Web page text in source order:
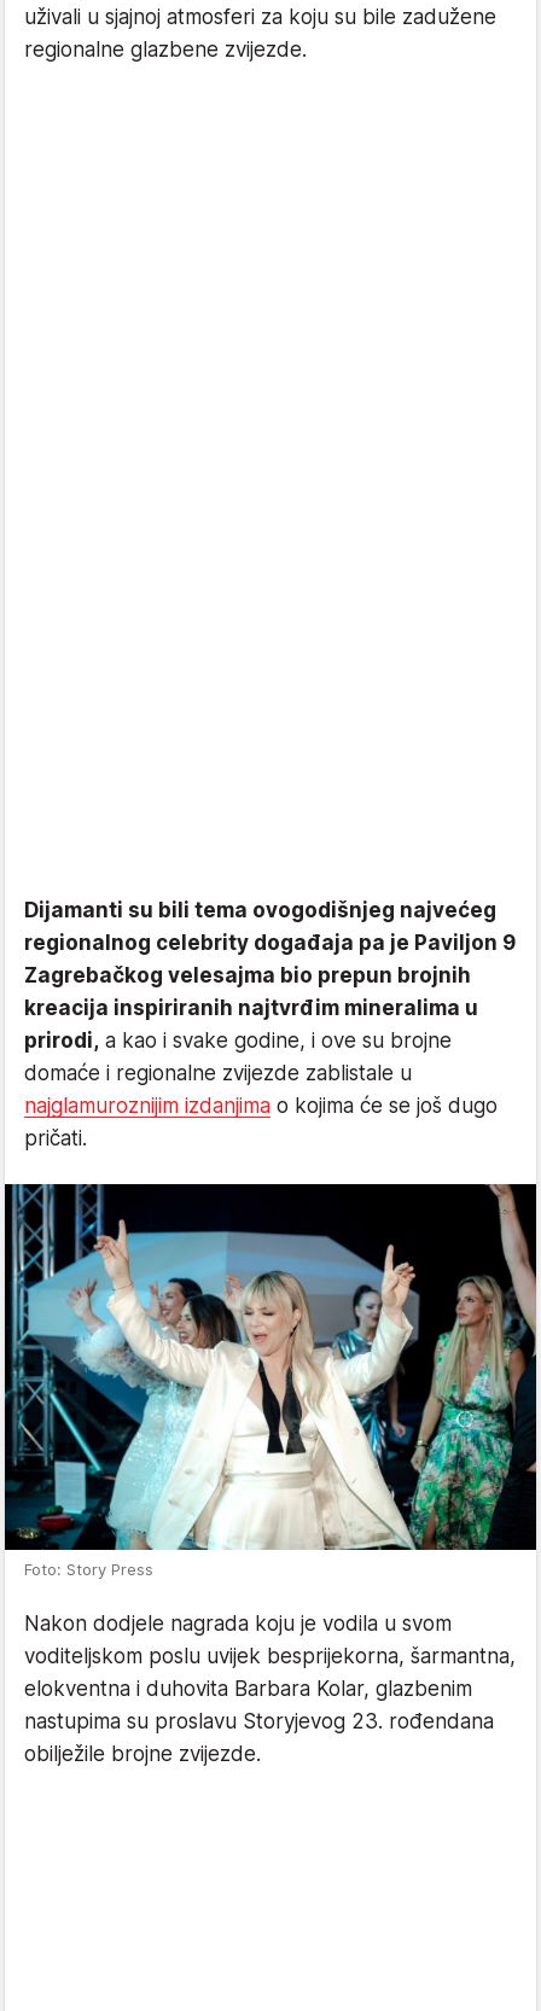
uživali u sjajnoj atmosferi za koju su bile zadužene
regionalne glazbene zvijezde.
Dijamanti su bili tema ovogodišnjeg najvećeg
regionalnog celebrity događaja pa je Paviljon 9
Zagrebačkog velesajma bio prepun brojnih
kreacija inspiriranih najtvrđim mineralima u
prirodi, a kao i svake godine, i ove su brojne
domaće i regionalne zvijezde zablistale u
najglamuroznijim izdanjima o kojima će se još dugo
pričati.
Foto: Story Press
Nakon dodjele nagrada koju je vodila u svom
voditeljskom poslu uvijek besprijekorna, šarmantna,
elokventna i duhovita Barbara Kolar, glazbenim
nastupima su proslavu Storyjevog 23. rođendana
obilježile brojne zvijezde.